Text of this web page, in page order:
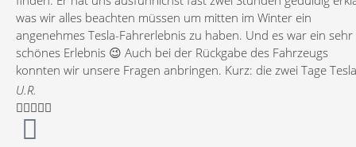
was wir alles beachten müssen um mitten im Winter ein
angenehmes Tesla-Fahrerlebnis zu haben. Und es war ein sehr
schönes Erlebnis 😉 Auch bei der Rückgabe des Fahrzeugs
konnten wir unsere Fragen anbringen. Kurz: die zwei Tage Tesla
ausleihen bei Markus waren jeden Euro wert. Sehr
empfehlenswert!
U.R.
